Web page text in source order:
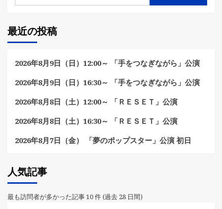
最近の投稿
2026年8月9日（日）12:00～ 「手をつなぎながら」公演
2026年8月9日（日）16:30～ 「手をつなぎながら」公演
2026年8月8日（土）12:00～ 「ＲＥＳＥＴ」公演
2026年8月8日（土）16:30～ 「ＲＥＳＥＴ」公演
2026年8月7日（金） 「夢のポップスター」公演 初日
人気記事
最も訪問者が多かった記事 10 件 (過去 28 日間)